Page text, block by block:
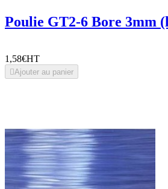
Poulie GT2-6 Bore 3mm
1,58€HT
Ajouter au panier